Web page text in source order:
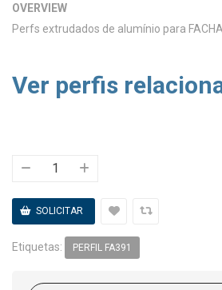
OVERVIEW
Perfs extrudados de alumínio para
Ver perfis
Etiquetas: PERFIL FA391